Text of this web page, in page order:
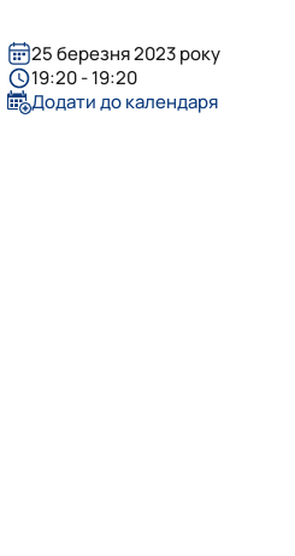
25 березня 2023 року
19:20 - 19:20
Додати до календаря